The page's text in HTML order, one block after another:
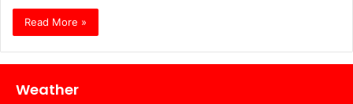
Read More »
Weather